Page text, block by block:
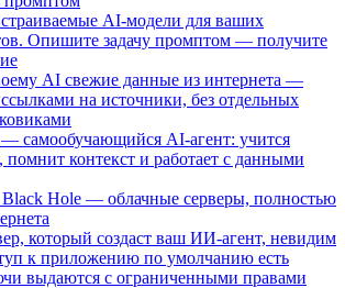
AI-модели для ваших
Опишите задачу промптом — получите
AI свежие данные из интернета —
на источники, без отдельных
— самообучающийся AI-агент: учится
контекст и работает с данными
Hole — облачные серверы, полностью
который создаст ваш ИИ-агент, невидим
к приложению по умолчанию есть
выдаются с ограниченными правами